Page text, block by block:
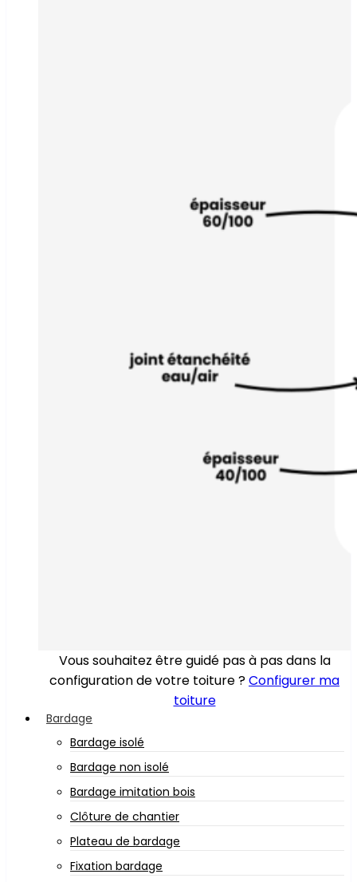
Vous souhaitez être guidé pas à pas dans la
configuration de votre toiture ?Configurer ma
toiture
Bardage
Bardage isolé
Bardage non isolé
Bardage imitation bois
Clôture de chantier
Plateau de bardage
Fixation bardage